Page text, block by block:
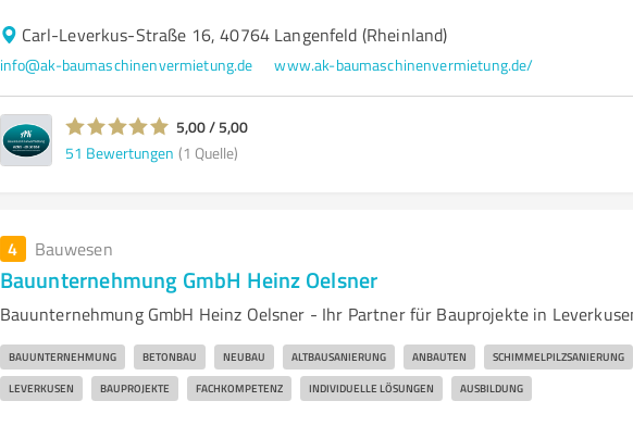
Carl-Leverkus-Straße 16, 40764 Langenfeld (Rheinland)
info@ak-baumaschinenvermietung.de www.ak-baumaschinenvermietung.de/
5,00 / 5,00
51 Bewertungen (1 Quelle)
4 Bauwesen
Bauunternehmung GmbH Heinz Oelsner
Bauunternehmung GmbH Heinz Oelsner - Ihr Partner für Bauprojekte in
BAUUNTERNEHMUNG BETONBAU NEUBAU ALTBAUSANIERUNG ANBAUTEN SCHIMMELPILZSANIERUNG
LEVERKUSEN BAUPROJEKTE FACHKOMPETENZ INDIVIDUELLE LÖSUNGEN AUSBILDUNG